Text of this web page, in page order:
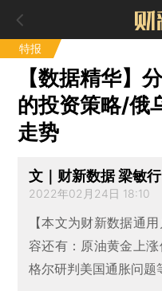
特报
【数据精华】
的投资策略/俄
走势
文｜财新数据 梁敏行
2022年02月24日 18:10
【本文为财新数据通
容还有：原油黄金上
格尔研判美国通胀问题